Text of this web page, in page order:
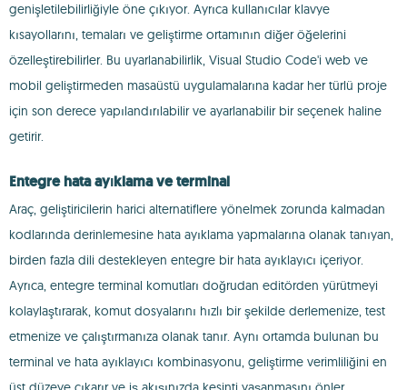
genişletilebilirliğiyle öne çıkıyor. Ayrıca kullanıcılar klavye
kısayollarını, temaları ve geliştirme ortamının diğer öğelerini
özelleştirebilirler. Bu uyarlanabilirlik, Visual Studio Code'i web ve
mobil geliştirmeden masaüstü uygulamalarına kadar her türlü proje
için son derece yapılandırılabilir ve ayarlanabilir bir seçenek haline
getirir.
Entegre hata ayıklama ve terminal
Araç, geliştiricilerin harici alternatiflere yönelmek zorunda kalmadan
kodlarında derinlemesine hata ayıklama yapmalarına olanak tanıyan,
birden fazla dili destekleyen entegre bir hata ayıklayıcı içeriyor.
Ayrıca, entegre terminal komutları doğrudan editörden yürütmeyi
kolaylaştırarak, komut dosyalarını hızlı bir şekilde derlemenize, test
etmenize ve çalıştırmanıza olanak tanır. Aynı ortamda bulunan bu
terminal ve hata ayıklayıcı kombinasyonu, geliştirme verimliliğini en